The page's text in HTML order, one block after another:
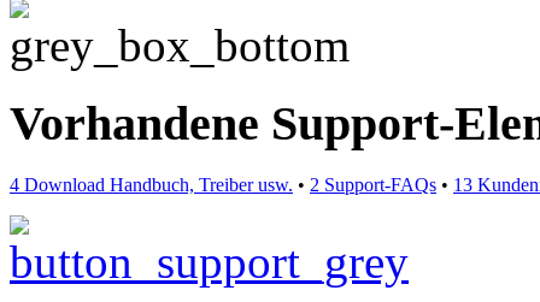
Vorhandene Support-
4 Download Handbuch, Treiber usw. • 2 Support-FAQs • 13